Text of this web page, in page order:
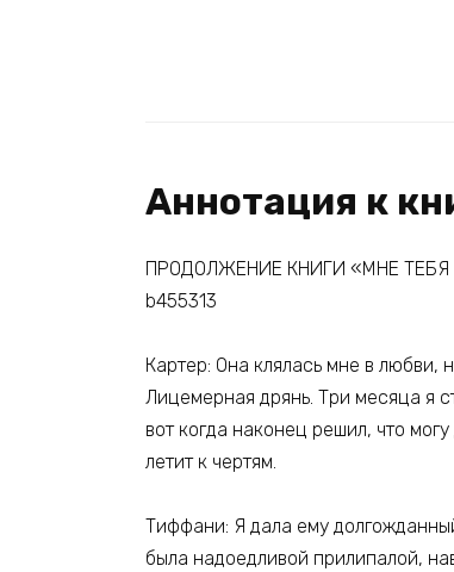
Аннотация к
ПРОДОЛЖЕНИЕ КНИГИ «МНЕ ТЕБЯ
b455313
Картер: Она клялась мне в любви,
Лицемерная дрянь. Три месяца я
вот когда наконец решил, что
летит к чертям.
Тиффани: Я дала ему
была надоедливой прилипалой,